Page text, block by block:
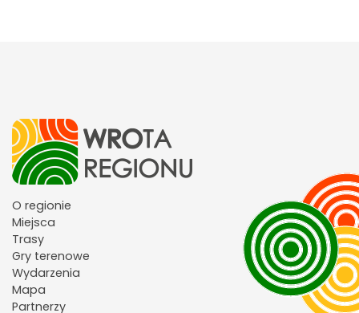
O regionie
Miejsca
Trasy
Gry terenowe
Wydarzenia
Mapa
Partnerzy